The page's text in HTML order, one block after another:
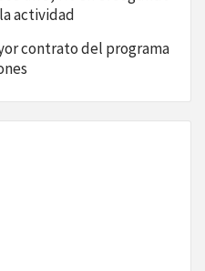
actividad
contrato del programa